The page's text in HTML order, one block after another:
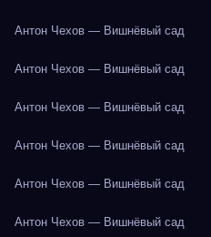
Антон Чехов — Вишнёвый сад
Антон Чехов — Вишнёвый сад
Антон Чехов — Вишнёвый сад
Антон Чехов — Вишнёвый сад
Антон Чехов — Вишнёвый сад
Антон Чехов — Вишнёвый сад